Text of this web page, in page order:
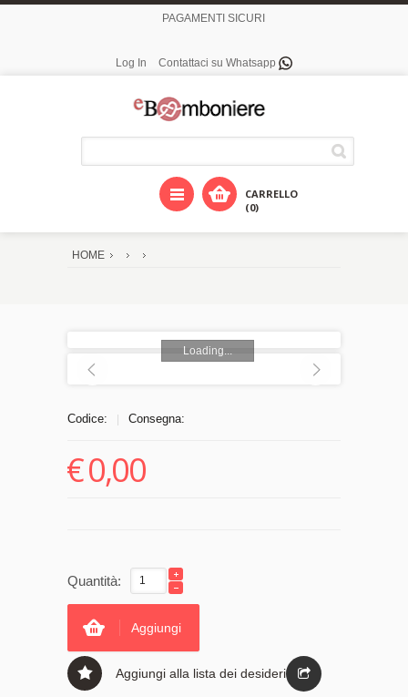
PAGAMENTI SICURI
Log In Contattaci su Whatsapp
CARRELLO
(0)
HOME
Loading...
Codice: Consegna:
€0,00
Quantità:
Aggiungi
Aggiungi alla lista dei desideri